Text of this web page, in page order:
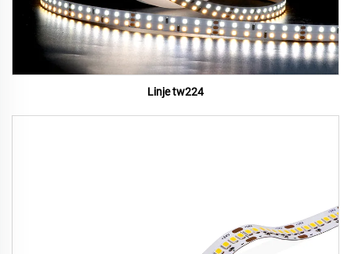
Linje tw224